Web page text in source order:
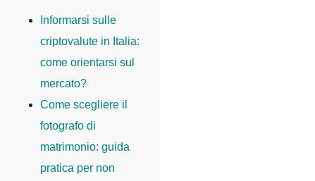
Informarsi sulle
criptovalute in Italia:
come orientarsi sul
mercato?
Come scegliere il
fotografo di
matrimonio: guida
pratica per non